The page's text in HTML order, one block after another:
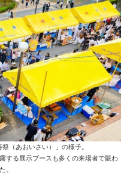
（あおいさい）」の様子。
する展示ブースも多くの来場者で賑わ
。